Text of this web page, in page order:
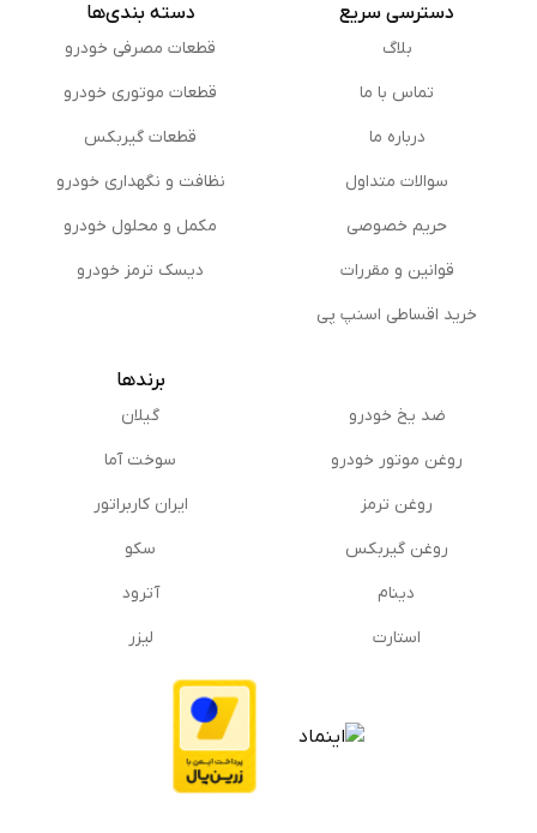
دسترسی سریع
بلاگ
تماس با ما
درباره ما
سوالات متداول
حریم خصوصی
قوانین و مقررات
خرید اقساطی اسنپ پی
دسته بندی‌ها
قطعات مصرفی خودرو
قطعات موتوری خودرو
قطعات گیربکس
نظافت و نگهداری خودرو
مكمل و محلول خودرو
دیسک ترمز خودرو
ضد یخ خودرو
روغن موتور خودرو
روغن ترمز
روغن گیربكس
دینام
استارت
برندها
گیلان
سوخت آما
ایران کاربراتور
سکو
آترود
لیزر